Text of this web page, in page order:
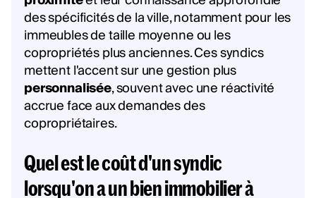
des spécificités de la ville, notamment pour les
immeubles de taille moyenne ou les
copropriétés plus anciennes. Ces syndics
mettent l'accent sur une gestion plus
personnalisée, souvent avec une réactivité
accrue face aux demandes des
copropriétaires.
Quel est le coût d'un syndic
lorsqu'on a un bien immobilier à